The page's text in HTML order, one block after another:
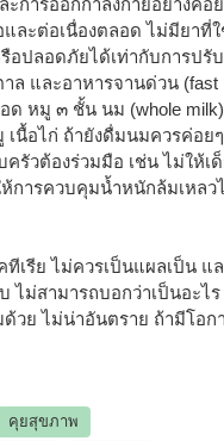
และต่อเนื่องตลอด ไม่มียาที่
อปลอดภัยได้เท่ากับการปรับ
ล และอาหารจานด่วน (fast
ด หมู ๓ ชั้น นม (whole milk)
เนื้อไก่ ถ้ายังดื่มนมควรค่อยๆ
รัวต้องร่วมมือ เช่น ไม่ให้เ
การควบคุมน้ำหนักล้มเหลว
เรีย ไม่ควรเป็นแผลเป็น แ
ไม่สามารถบอกว่าเป็นอะไร
วย ไม่น่าอันตราย ถ้ามีโอก
คุยสุขภาพ